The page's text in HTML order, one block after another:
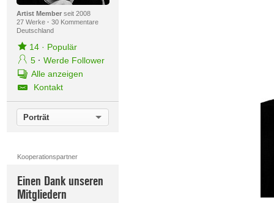
Artist Memberseit 2008
27 Werke · 30 Kommentare
Deutschland
14· Populär
5 · Werde Follower
Alle anzeigen
Kontakt
Porträt
Kooperationspartner
Einen Dank unseren
Mitgliedern